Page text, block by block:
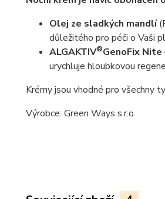
Olej ze sladkých mandlí
důležitého pro péči o Vaši
ALGAKTIV®GenoFix Nite
urychluje hloubkovou
Krémy jsou vhodné pro všechny
Výrobce: